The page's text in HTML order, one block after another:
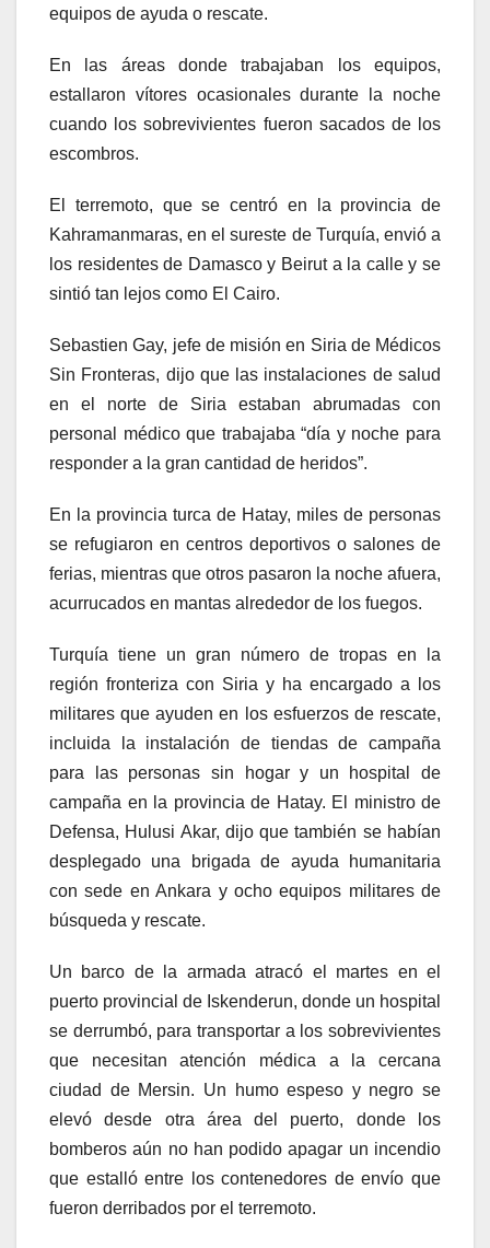
equipos de ayuda o rescate.
En las áreas donde trabajaban los equipos,
estallaron vítores ocasionales durante la noche
cuando los sobrevivientes fueron sacados de los
escombros.
El terremoto, que se centró en la provincia de
Kahramanmaras, en el sureste de Turquía, envió a
los residentes de Damasco y Beirut a la calle y se
sintió tan lejos como El Cairo.
Sebastien Gay, jefe de misión en Siria de Médicos
Sin Fronteras, dijo que las instalaciones de salud
en el norte de Siria estaban abrumadas con
personal médico que trabajaba “día y noche para
responder a la gran cantidad de heridos”.
En la provincia turca de Hatay, miles de personas
se refugiaron en centros deportivos o salones de
ferias, mientras que otros pasaron la noche afuera,
acurrucados en mantas alrededor de los fuegos.
Turquía tiene un gran número de tropas en la
región fronteriza con Siria y ha encargado a los
militares que ayuden en los esfuerzos de rescate,
incluida la instalación de tiendas de campaña
para las personas sin hogar y un hospital de
campaña en la provincia de Hatay. El ministro de
Defensa, Hulusi Akar, dijo que también se habían
desplegado una brigada de ayuda humanitaria
con sede en Ankara y ocho equipos militares de
búsqueda y rescate.
Un barco de la armada atracó el martes en el
puerto provincial de Iskenderun, donde un hospital
se derrumbó, para transportar a los sobrevivientes
que necesitan atención médica a la cercana
ciudad de Mersin. Un humo espeso y negro se
elevó desde otra área del puerto, donde los
bomberos aún no han podido apagar un incendio
que estalló entre los contenedores de envío que
fueron derribados por el terremoto.